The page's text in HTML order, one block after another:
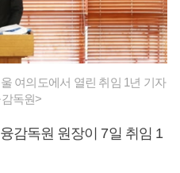
여의도에서 열린 취임 1년 기자
독원>
감독원 원장이 7일 취임 1